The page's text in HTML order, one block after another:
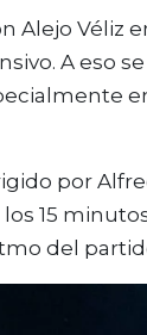
Alejo Véliz
A eso
por
15
del